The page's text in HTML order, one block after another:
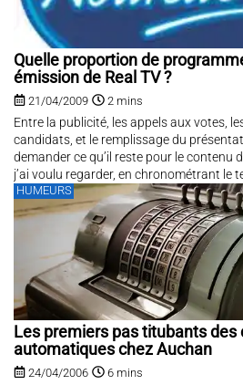
Quelle proportion de
émission de Real TV ?
21/04/2009 2 mins
Entre la publicité, les appels aux votes,
candidats, et le remplissage du
demander ce qu’il reste pour le contenu
j’ai voulu regarder, en chronométrant le
résultat est édifiant, jusqu’à...
HUMEURS
Les premiers pas titubants des
automatiques chez Auchan
24/04/2006 6 mins